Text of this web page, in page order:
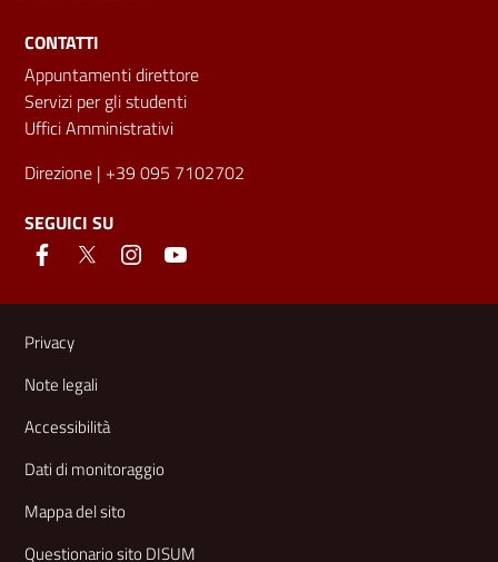
CONTATTI
Appuntamenti direttore
Servizi per gli studenti
Uffici Amministrativi
Direzione | +39 095 7102702
SEGUICI SU
Link e informazioni utili
Privacy
Note legali
Accessibilità
Dati di monitoraggio
Mappa del sito
Questionario sito DISUM